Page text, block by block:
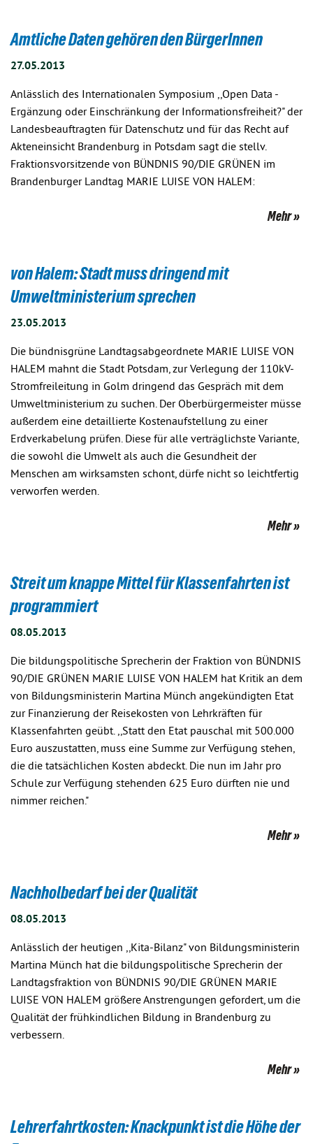
Amtliche Daten gehören den BürgerInnen
27.05.2013
Anlässlich des Internationalen Symposium ,,Open Data -
Ergänzung oder Einschränkung der Informationsfreiheit?" der
Landesbeauftragten für Datenschutz und für das Recht auf
Akteneinsicht Brandenburg in Potsdam sagt die stellv.
Fraktionsvorsitzende von BÜNDNIS 90/DIE GRÜNEN im
Brandenburger Landtag MARIE LUISE VON HALEM:
Mehr
von Halem: Stadt muss dringend mit
Umweltministerium sprechen
23.05.2013
Die bündnisgrüne Landtagsabgeordnete MARIE LUISE VON
HALEM mahnt die Stadt Potsdam, zur Verlegung der 110kV-
Stromfreileitung in Golm dringend das Gespräch mit dem
Umweltministerium zu suchen. Der Oberbürgermeister müsse
außerdem eine detaillierte Kostenaufstellung zu einer
Erdverkabelung prüfen. Diese für alle verträglichste Variante,
die sowohl die Umwelt als auch die Gesundheit der
Menschen am wirksamsten schont, dürfe nicht so leichtfertig
verworfen werden.
Mehr
Streit um knappe Mittel für Klassenfahrten ist
programmiert
08.05.2013
Die bildungspolitische Sprecherin der Fraktion von BÜNDNIS
90/DIE GRÜNEN MARIE LUISE VON HALEM hat Kritik an dem
von Bildungsministerin Martina Münch angekündigten Etat
zur Finanzierung der Reisekosten von Lehrkräften für
Klassenfahrten geübt. ,,Statt den Etat pauschal mit 500.000
Euro auszustatten, muss eine Summe zur Verfügung stehen,
die die tatsächlichen Kosten abdeckt. Die nun im Jahr pro
Schule zur Verfügung stehenden 625 Euro dürften nie und
nimmer reichen."
Mehr
Nachholbedarf bei der Qualität
08.05.2013
Anlässlich der heutigen ,,Kita-Bilanz" von Bildungsministerin
Martina Münch hat die bildungspolitische Sprecherin der
Landtagsfraktion von BÜNDNIS 90/DIE GRÜNEN MARIE
LUISE VON HALEM größere Anstrengungen gefordert, um die
Qualität der frühkindlichen Bildung in Brandenburg zu
verbessern.
Mehr
Lehrerfahrtkosten: Knackpunkt ist die Höhe der